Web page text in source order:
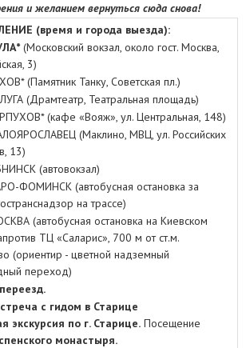
и желанием вернуться сюда снова!
(время и города выезда):
(Московский вокзал, около гост. Москва,
3)
(Памятник Танку, Советская пл.)
(Драмтеатр, Театральная площадь)
(кафе «Вояж», ул. Центральная, 148)
(Маклино, МВЦ, ул. Российских
13)
(автовокзал)
ФОМИНСК (автобусная остановка за
на трассе)
(автобусная остановка на Киевском
ТЦ «Саларис», 700 м от ст.м.
(ориентир - цветной надземный
переход)
с гидом в Старице
экскурсия по г. Старице. Посещение
монастыря.